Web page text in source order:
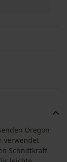
Oregon
verwendet
Schnittkraft